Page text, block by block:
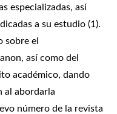
especializadas, así
a su estudio (1).
sobre el
así como del
académico, dando
al abordarla
número de la revista